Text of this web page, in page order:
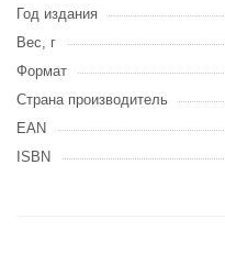
Год издания
Вес, г
Формат
Страна производитель
EAN
ISBN